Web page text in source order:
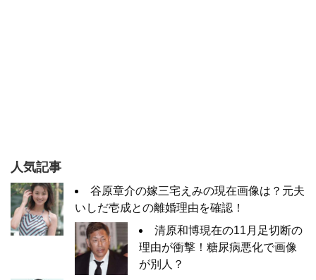
人気記事
谷原章介の嫁三宅えみの現在画像は？元夫
いしだ壱成との離婚理由を確認！
清原和博現在の11月足切断の
理由が衝撃！糖尿病悪化で画像
が別人？